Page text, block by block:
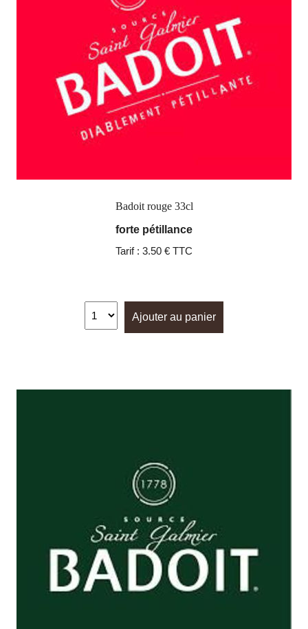
Badoit rouge 33cl
forte pétillance
Tarif : 3.50 € TTC
Ajouter au panier